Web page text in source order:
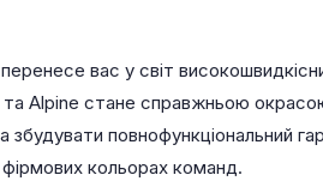
вас у світ
Alpine стане справжньою окрасою
повнофункціональний
кольорах команд.